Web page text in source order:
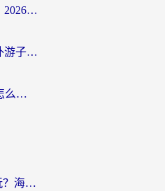
在国外怎么用虎牙不卡顿？2026海外华人亲测有效的回国加速器选择指南
斧牛和加速喵好用吗？海外游子的真实选择困境
马来西亚留学生回国VPN怎么选？3个避坑点+1款实测好用的加速器推荐
Sky光·遇在国外怎么加速玩？海外党亲测有效的国服游戏加速指南